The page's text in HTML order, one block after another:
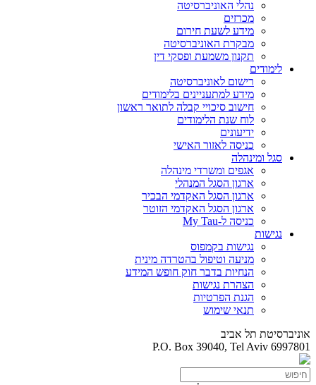
נהלי האוניברסיטה
מכרזים
מידע לשעת חירום
מבקרת האוניברסיטה
תקנון משמעת ופסקי דין
לימודים
רישום לאוניברסיטה
מידע למתעניינים בלימודים
חישוב סיכויי קבלה לתואר ראשון
לוח שנת הלימודים
ידיעונים
כניסה לאזור האישי
סגל ומינהלה
אגפים ומשרדי מינהלה
ארגון הסגל המנהלי
ארגון הסגל האקדמי הבכיר
ארגון הסגל האקדמי הזוטר
כניסה ל-My Tau
נגישות
נגישות בקמפוס
מניעה וטיפול בהטרדה מינית
הנחיות בדבר חוק חופש המידע
הצהרת נגישות
הגנת הפרטיות
תנאי שימוש
אוניברסיטת תל אביב
P.O. Box 39040, Tel Aviv 6997801